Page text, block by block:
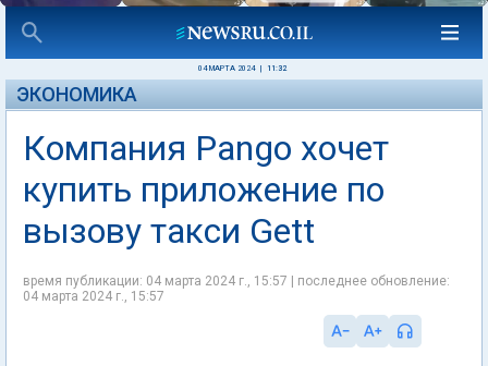
04 МАРТА 2024 11:32
ЭКОНОМИКА
Компания Pango хочет
купить приложение по
вызову такси Gett
время публикации: 04 марта 2024 г., 15:57 | последнее обновление:
04 марта 2024 г., 15:57